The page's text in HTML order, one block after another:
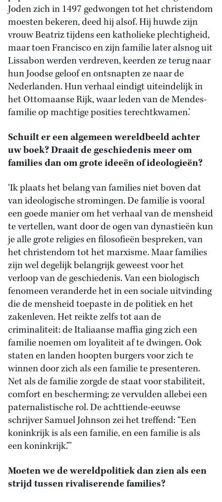
Joden zich in 1497 gedwongen tot het christendom
moesten bekeren, deed hij alsof. Hij huwde zijn
vrouw Beatriz tijdens een katholieke plechtigheid,
maar toen Francisco en zijn familie later alsnog uit
Lissabon werden verdreven, keerden ze terug naar
hun Joodse geloof en ontsnapten ze naar de
Nederlanden. Hun verhaal eindigt uiteindelijk in
het Ottomaanse Rijk, waar leden van de Mendes-
familie op machtige posities terechtkwamen.’
Schuilt er een algemeen wereldbeeld achter
uw boek? Draait de geschiedenis meer om
families dan om grote ideeën of ideologieën?
‘Ik plaats het belang van families niet boven dat
van ideologische stromingen. De familie is vooral
een goede manier om het verhaal van de mensheid
te vertellen, want door de ogen van dynastieën kun
je alle grote religies en filosofieën bespreken, van
het christendom tot het marxisme. Maar families
zijn wel degelijk belangrijk geweest voor het
verloop van de geschiedenis. Van een biologisch
fenomeen veranderde het in een sociale uitvinding
die de mensheid toepaste in de politiek en het
zakenleven. Het reikte zelfs tot aan de
criminaliteit: de Italiaanse maffia ging zich een
familie noemen om loyaliteit af te dwingen. Ook
staten en landen hoopten burgers voor zich te
winnen door zich als een familie te presenteren.
Net als de familie zorgde de staat voor stabiliteit,
comfort en bescherming; ze vervulden allebei een
paternalistische rol. De achttiende-eeuwse
schrijver Samuel Johnson zei het treffend: “Een
koninkrijk is als een familie, en een familie is als
een koninkrijk.”’
Moeten we de wereldpolitiek dan zien als een
strijd tussen rivaliserende families?